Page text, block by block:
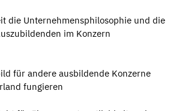
die Unternehmensphilosophie und die
im Konzern
für andere ausbildende Konzerne
fungieren